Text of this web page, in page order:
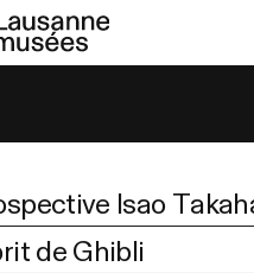
Isao
de Ghibli